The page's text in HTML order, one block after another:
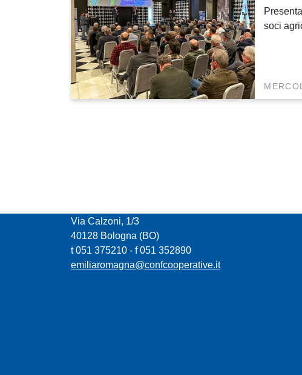
soci
Via Calzoni, 1/3
40128 Bologna (BO)
t 051 375210 - f 051 352890
emiliaromagna@confcooperative.it